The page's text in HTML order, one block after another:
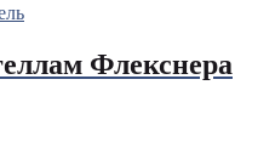
Флекснера